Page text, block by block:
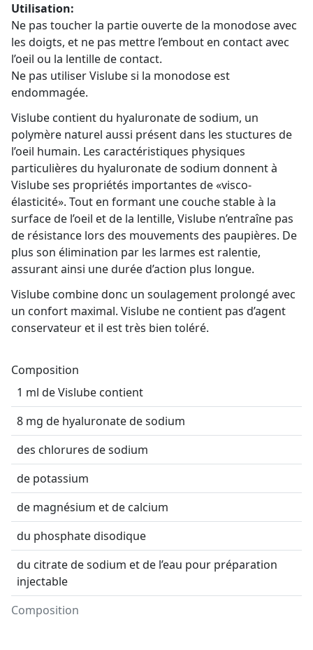
Utilisation:
Ne pas toucher la partie ouverte de la monodose avec
les doigts, et ne pas mettre l’embout en contact avec
l’oeil ou la lentille de contact.
Ne pas utiliser Vislube si la monodose est
endommagée.
Vislube contient du hyaluronate de sodium, un
polymère naturel aussi présent dans les stuctures de
l’oeil humain. Les caractéristiques physiques
particulières du hyaluronate de sodium donnent à
Vislube ses propriétés importantes de «visco-
élasticité». Tout en formant une couche stable à la
surface de l’oeil et de la lentille, Vislube n’entraîne pas
de résistance lors des mouvements des paupières. De
plus son élimination par les larmes est ralentie,
assurant ainsi une durée d’action plus longue.
Vislube combine donc un soulagement prolongé avec
un confort maximal. Vislube ne contient pas d’agent
conservateur et il est très bien toléré.
Composition
Composition
1 ml de Vislube contient
8 mg de hyaluronate de sodium
des chlorures de sodium
de potassium
de magnésium et de calcium
du phosphate disodique
du citrate de sodium et de l’eau pour préparation
injectable